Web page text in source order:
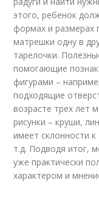
этого, ребенок
формах и размерах
матрешки одну в
тарелочки.
помогающие
фигурами –
подходящие
возрасте трех лет
рисунки – круши,
имеет склонности
т.д. Подводя итог,
уже практически
характером и